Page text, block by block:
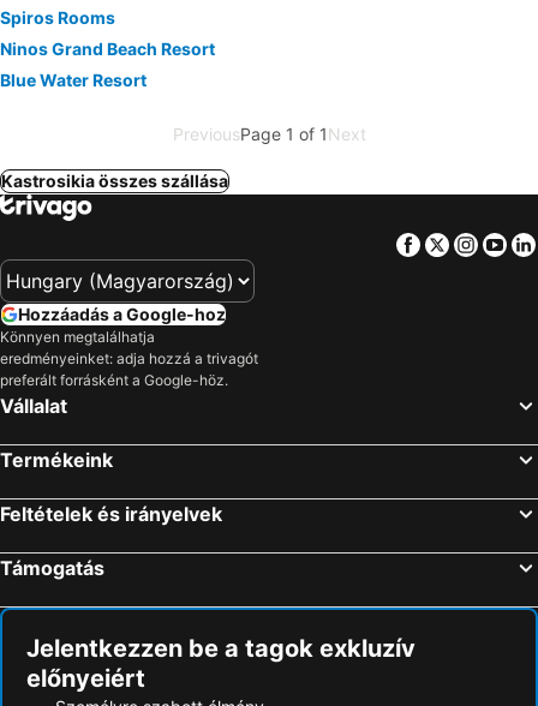
Spiros Rooms
Ninos Grand Beach Resort
Blue Water Resort
PreviousPage 1 of 1Next
Kastrosikia összes szállása
Facebook
Twitter
Hozzáadás a Google-hoz
Könnyen megtalálhatja
eredményeinket: adja hozzá a trivagót
preferált forrásként a Google-höz.
Vállalat
Termékeink
Feltételek és irányelvek
Támogatás
Jelentkezzen be a tagok exkluzív
előnyeiért